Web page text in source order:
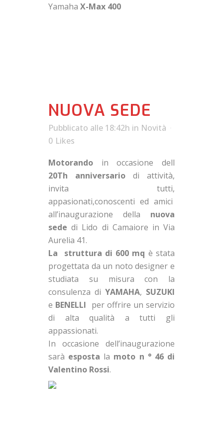
Yamaha X-Max 400
NUOVA SEDE
Pubblicato alle 18:42h in Novità
0 Likes
Motorando in occasione dell
20Th anniversario di attività,
invita tutti,
appasionati,conoscenti ed amici
all’inaugurazione della nuova
sede di Lido di Camaiore in Via
Aurelia 41.
La struttura di 600 mq è stata
progettata da un noto designer e
studiata su misura con la
consulenza di YAMAHA, SUZUKI
e BENELLI per offrire un servizio
di alta qualità a tutti gli
appassionati.
In occasione dell’inaugurazione
sarà esposta la moto n ° 46 di
Valentino Rossi.